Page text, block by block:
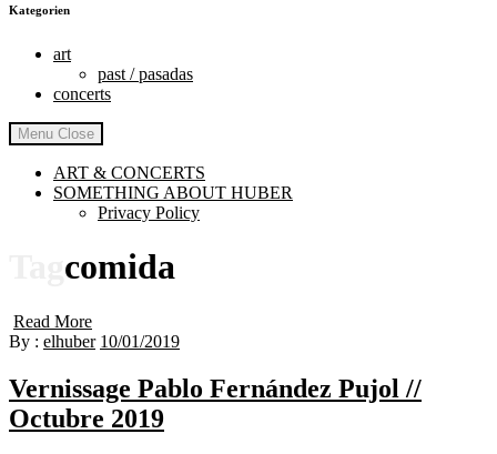
Kategorien
art
past / pasadas
concerts
Menu Close
ART & CONCERTS
SOMETHING ABOUT HUBER
Privacy Policy
comida
Read More
By : elhuber 10/01/2019
Vernissage Pablo Fernández Pujol //
Octubre 2019